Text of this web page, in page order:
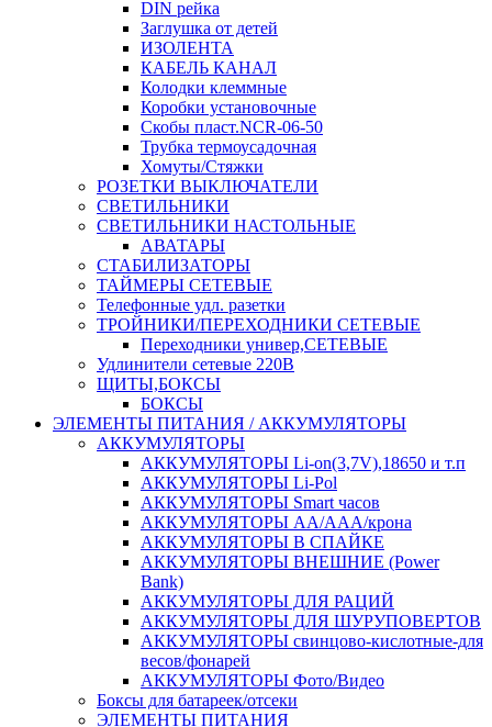
DIN рейка
Заглушка от детей
ИЗОЛЕНТА
КАБЕЛЬ КАНАЛ
Колодки клеммные
Коробки установочные
Скобы пласт.NCR-06-50
Трубка термоусадочная
Хомуты/Стяжки
РОЗЕТКИ ВЫКЛЮЧАТЕЛИ
СВЕТИЛЬНИКИ
СВЕТИЛЬНИКИ НАСТОЛЬНЫЕ
АВАТАРЫ
СТАБИЛИЗАТОРЫ
ТАЙМЕРЫ СЕТЕВЫЕ
Телефонные удл. разетки
ТРОЙНИКИ/ПЕРЕХОДНИКИ СЕТЕВЫЕ
Переходники универ,СЕТЕВЫЕ
Удлинители сетевые 220В
ЩИТЫ,БОКСЫ
БОКСЫ
ЭЛЕМЕНТЫ ПИТАНИЯ / АККУМУЛЯТОРЫ
АККУМУЛЯТОРЫ
АККУМУЛЯТОРЫ Li-on(3,7V),18650 и т.п
АККУМУЛЯТОРЫ Li-Pol
АККУМУЛЯТОРЫ Smart часов
АККУМУЛЯТОРЫ АА/ААА/крона
АККУМУЛЯТОРЫ В СПАЙКЕ
АККУМУЛЯТОРЫ ВНЕШНИЕ (Power
Bank)
АККУМУЛЯТОРЫ ДЛЯ РАЦИЙ
АККУМУЛЯТОРЫ ДЛЯ ШУРУПОВЕРТОВ
АККУМУЛЯТОРЫ свинцово-кислотные-для
весов/фонарей
АККУМУЛЯТОРЫ Фото/Видео
Боксы для батареек/отсеки
ЭЛЕМЕНТЫ ПИТАНИЯ